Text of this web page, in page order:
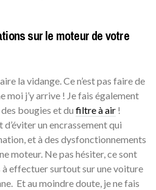
sur le moteur de votre
la vidange. Ce n’est pas faire de
moi j’y arrive ! Je fais également
bougies et du filtre à air !
un encrassement qui
et à des dysfonctionnements
moteur. Ne pas hésiter, ce sont
effectuer surtout sur une voiture
Et au moindre doute, je ne fais